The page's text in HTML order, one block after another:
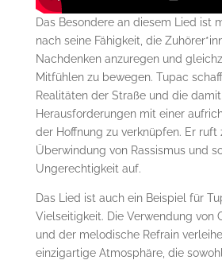
Das Besondere an diesem Lied ist
nach seine Fähigkeit, die
Nachdenken anzuregen und
Mitfühlen zu bewegen. Tupac
Realitäten der Straße und die
Herausforderungen mit einer
der Hoffnung zu verknüpfen. Er ruft
Überwindung von Rassismus und
Ungerechtigkeit auf.
Das Lied ist auch ein Beispiel für
Vielseitigkeit. Die Verwendung von
und der melodische Refrain
einzigartige Atmosphäre, die